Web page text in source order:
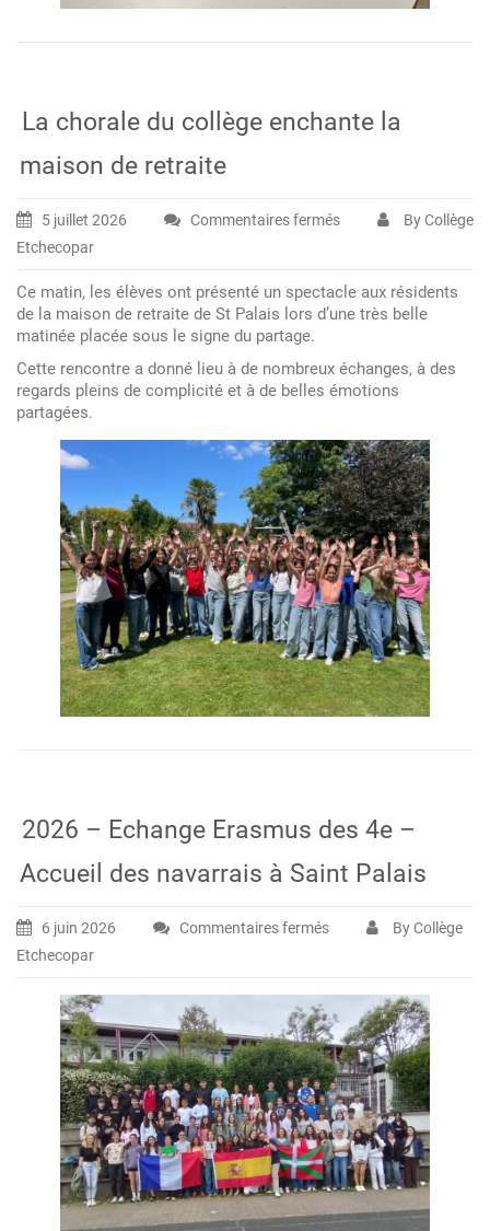
La chorale du collège enchante la
maison de retraite
5 juillet 2026 Commentaires ferméssur
enchante
la
de
retraite
By Collège
Etchecopar
Ce matin, les élèves ont présenté un spectacle aux résidents
de la maison de retraite de St Palais lors d’une très belle
matinée placée sous le signe du partage.
Cette rencontre a donné lieu à de nombreux échanges, à des
regards pleins de complicité et à de belles émotions
partagées.
2026 – Echange Erasmus des 4e –
Accueil des navarrais à Saint Palais
6 juin 2026 Commentaires ferméssur
Echange
Erasmus
des
4e
–
Accueil
des
navarrais
By Collège
Etchecopar